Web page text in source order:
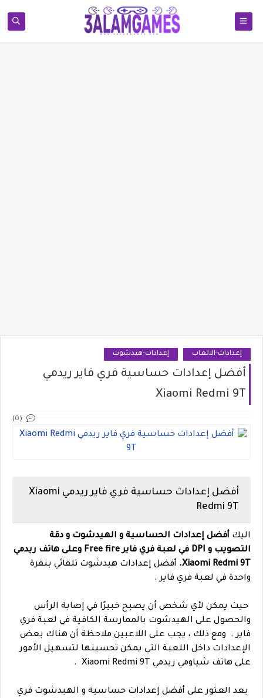
إعدادات-الالعاب إعدادات-هيدشوت
أفضل إعدادات حساسية فري فاير ريدمي
Xiaomi Redmi 9T
(0)
أفضل إعدادات حساسية فري فاير ريدمي Xiaomi
Redmi 9T
اليك أفضل إعدادات الحساسية و الهيدشوت و دقة
التصويب و DPI في لعبة فري فاير Free fire وعلى هاتف
ريدمي
Xiaomi Redmi 9T.
أفضل إعدادات هيدشوت تلقائي بنقرة
واحدة في لعبة فري فاير .
حيث يمكن لأي شخص أن يصبح خبيرًا في إصابة الرأس
والحصول على الهيدشوت بالممارسة الكافية في لعبة فري
فاير .
ومع ذلك ، يجب على اللاعبين ملاحظة أن هناك بعض
الإعدادات داخل اللعبة التي يمكن تحسينها لتسهيل الأمور
على هاتف شياومي ريدمي Xiaomi Redmi 9T .
يعد العثور على أفضل إعدادات حساسية و الهيدشوت فري